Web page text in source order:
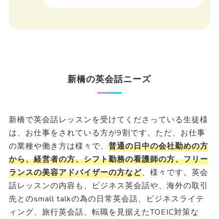
新橋の英会話ニーズ
新橋で英会話レッスンを受けてくださっている生徒様
は、お仕事をされている方が9割です。ただ、お仕事
の業種や働き方は様々で、 普通の日中の会社勤めの方
から、経営者の方、シフト勤務の看護師の方、フリー
ランスの美容アドバイザーの方など、様々です。英会
話レッスンの内容も、ビジネス英会話や、海外の取引
先とのsmall talkの為の日常英会話、ビジネスライテ
ィング、旅行英会話、転職を見据えたTOEIC対策な